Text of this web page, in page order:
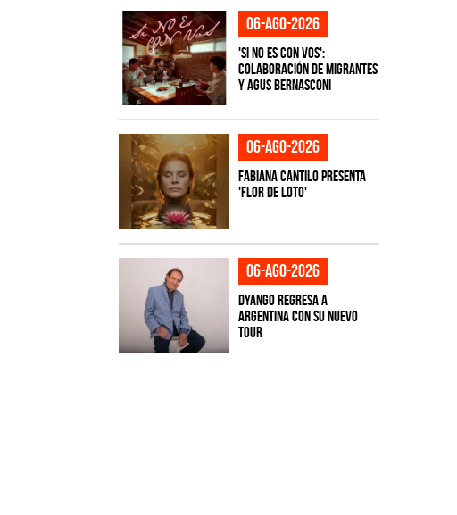
06-ago-2026
'Si No Es Con Vos':
colaboración de Migrantes
y Agus Bernasconi
06-ago-2026
Fabiana Cantilo presenta
'Flor de Loto'
06-ago-2026
Dyango regresa a
Argentina con su nuevo
tour